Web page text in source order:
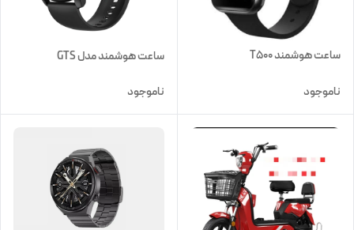
ساعت هوشمند T500
ناموجود
ساعت هوشمند مدل GTS
ناموجود